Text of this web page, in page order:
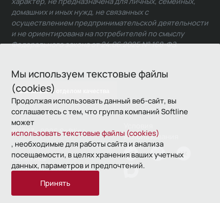
Мы используем текстовые файлы
(cookies)
Продолжая использовать данный веб-сайт, вы
соглашаетесь с тем, что группа компаний Softline
может
использовать текстовые файлы (cookies)
, необходимые для работы сайта и анализа
посещаемости, в целях хранения ваших учетных
данных, параметров и предпочтений.
Принять
Связаться с отделом качества
домашних и иных нужд, не связанных с
осуществлением предпринимательской деятельности
и не ориентирована на потребителей по смыслу
Федерального закона от 24.06.2025 № 168-ФЗ.
© 1993—2026 Softline
использования
Политика
конфиденциальности